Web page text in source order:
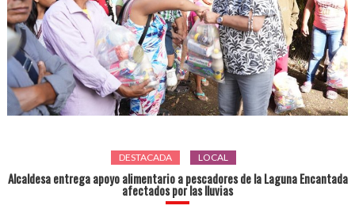
DESTACADA LOCAL
Alcaldesa entrega apoyo alimentario a pescadores de la Laguna Encantada
afectados por las lluvias